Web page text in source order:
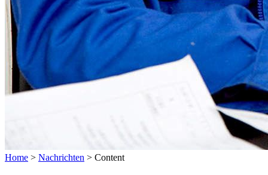
Home > Nachrichten > Content